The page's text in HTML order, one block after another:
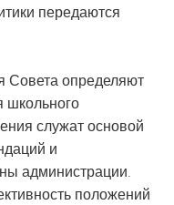
передаются
определяют
школьного
служат основой
и
администрации.
положений